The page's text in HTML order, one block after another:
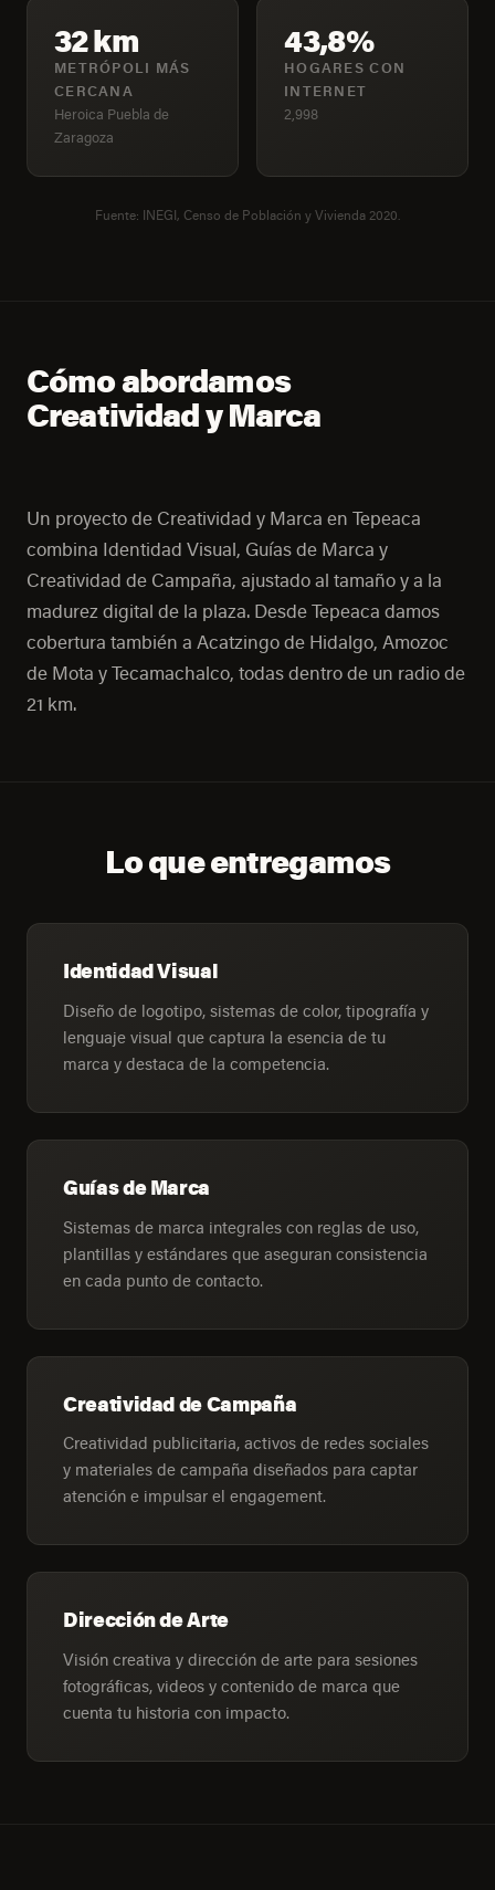
32 km
METRÓPOLI MÁS
CERCANA
Heroica Puebla de
Zaragoza
43,8%
HOGARES CON
INTERNET
2,998
Fuente: INEGI, Censo de Población y Vivienda 2020.
Cómo abordamos
Creatividad y Marca
Un proyecto de Creatividad y Marca en Tepeaca
combina Identidad Visual, Guías de Marca y
Creatividad de Campaña, ajustado al tamaño y a la
madurez digital de la plaza. Desde Tepeaca damos
cobertura también a Acatzingo de Hidalgo, Amozoc
de Mota y Tecamachalco, todas dentro de un radio de
21 km.
Lo que entregamos
Identidad Visual
Diseño de logotipo, sistemas de color, tipografía y
lenguaje visual que captura la esencia de tu
marca y destaca de la competencia.
Guías de Marca
Sistemas de marca integrales con reglas de uso,
plantillas y estándares que aseguran consistencia
en cada punto de contacto.
Creatividad de Campaña
Creatividad publicitaria, activos de redes sociales
y materiales de campaña diseñados para captar
atención e impulsar el engagement.
Dirección de Arte
Visión creativa y dirección de arte para sesiones
fotográficas, videos y contenido de marca que
cuenta tu historia con impacto.